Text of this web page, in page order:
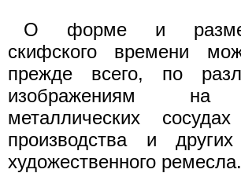
О форме и
скифского времени
прежде всего, по
изображениям на
металлических сосудах
производства и
художественного ремесла.